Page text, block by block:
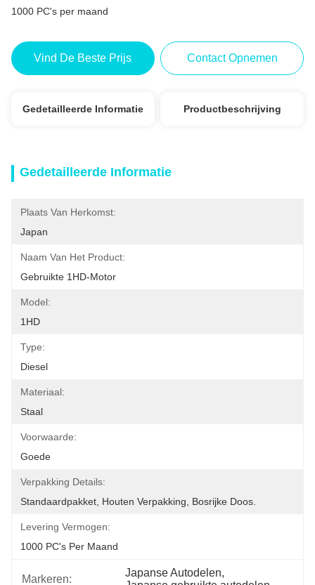
1000 PC's per maand
Vind De Beste Prijs Contact Opnemen
Gedetailleerde Informatie Productbeschrijving
Gedetailleerde Informatie
Plaats Van Herkomst:
Japan
Naam Van Het Product:
Gebruikte 1HD-Motor
Model:
1HD
Type:
Diesel
Materiaal:
Staal
Voorwaarde:
Goede
Verpakking Details:
Standaardpakket, Houten Verpakking, Bosrijke Doos.
Levering Vermogen:
1000 PC's Per Maand
Markeren:
Japanse Autodelen,